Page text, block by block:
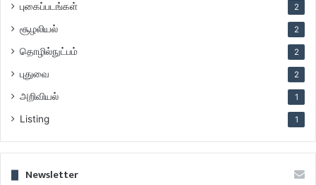
புகைப்படங்கள் 2
சூழலியல் 2
தொழில்நுட்பம் 2
புதுவை 2
அறிவியல் 1
Listing 1
Newsletter